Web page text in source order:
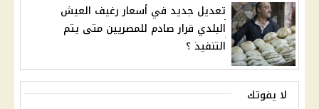
تعديل جديد في أسعار رغيف العيش
البلدي قرار صادم للمصريين متى يتم
التنفيذ ؟
لا يفوتك